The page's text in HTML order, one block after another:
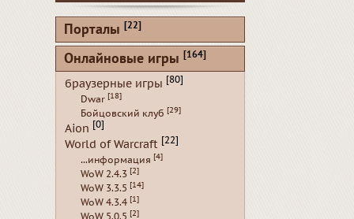
Порталы [22]
Онлайновые игры [164]
браузерные игры [80]
Dwar [18]
Бойцовский клуб [29]
Aion [0]
World of Warcraft [22]
...информация [4]
WoW 2.4.3 [2]
WoW 3.3.5 [14]
WoW 4.3.4 [1]
WoW 5.0.5 [2]